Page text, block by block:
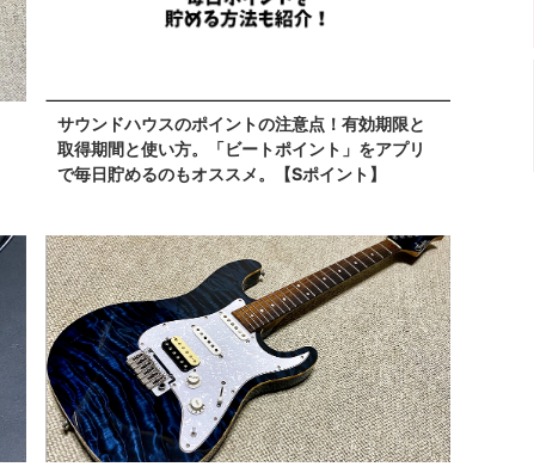
サウンドハウスのポイントの注意点！有効期限と
取得期間と使い方。「ビートポイント」をアプリ
で毎日貯めるのもオススメ。【Sポイント】